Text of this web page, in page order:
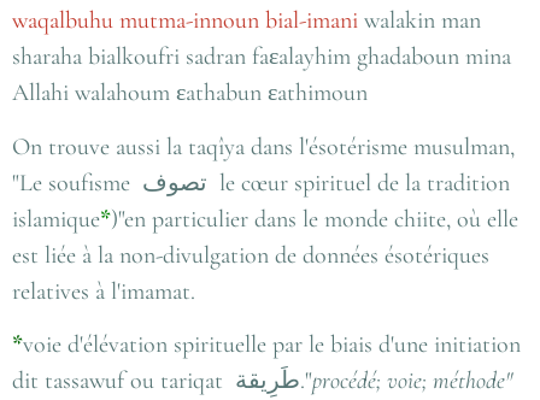
waqalbuhu mutma-innoun bial-imani walakin man
sharaha bialkoufri sadran faεalayhim ghadaboun mina
Allahi walahoum εathabun εathimoun
On trouve aussi la taqîya dans l'ésotérisme musulman,
"Le soufisme تصوف le cœur spirituel de la tradition
islamique*)"en particulier dans le monde chiite, où elle
est liée à la non-divulgation de données ésotériques
relatives à l'imamat.
*voie d'élévation spirituelle par le biais d'une initiation
dit tassawuf ou tariqat طَرِيقة."procédé; voie; méthode"